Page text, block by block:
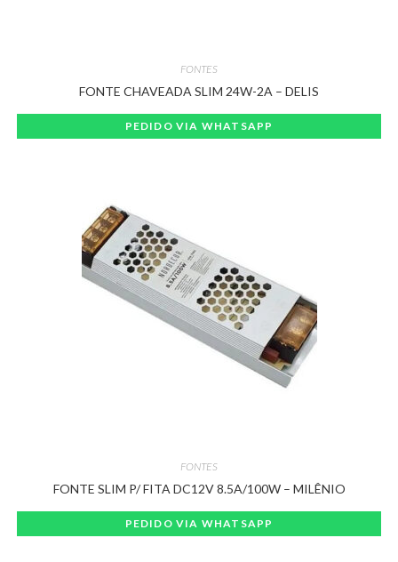
FONTES
FONTE CHAVEADA SLIM 24W-2A – DELIS
PEDIDO VIA WHATSAPP
FONTES
FONTE SLIM P/ FITA DC12V 8.5A/100W – MILÊNIO
PEDIDO VIA WHATSAPP